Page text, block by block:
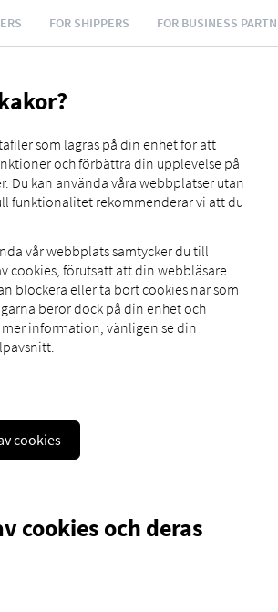
FOR SHIPPERS FOR BUSINESS
som lagras på din enhet för att
och förbättra din upplevelse på
Du kan använda våra webbplatser utan
funktionalitet rekommenderar vi att du
vår webbplats samtycker du till
cookies, förutsatt att din webbläsare
blockera eller ta bort cookies när som
beror dock på din enhet och
information, vänligen se din
cookies
cookies och deras